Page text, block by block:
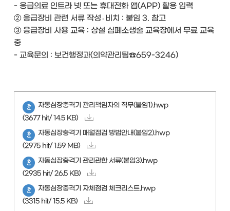
- 응급의료 인트라 넷 또는 휴대전화 앱(APP) 활용 입력
② 응급장비 관련 서류 작성․비치 : 붙임 3. 참고
③ 응급장비 사용 교육 : 상설 심폐소생술 교육장에서 무료 교육
중
- 교육문의 : 보건행정과(의약관리팀☎659-3246)
자동심장충격기 관리책임자의 직무(붙임1).hwp
(3677 hit/ 14.5 KB)
자동심장충격기 매월점검 방법안내(붙임2).hwp
(2975 hit/ 1.59 MB)
자동심장충격기 관리관한 서류(붙임3).hwp
(2935 hit/ 26.5 KB)
자동심장충격기 자체점검 체크리스트.hwp
(3315 hit/ 15.5 KB)